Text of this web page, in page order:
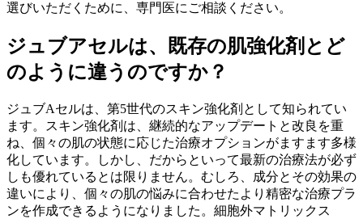
選びいただくために、専門医にご相談ください。
ジュブアセルは、既存の肌強化剤とど
のように違うのですか？
ジュブAセルは、第5世代のスキン強化剤として知られてい
ます。スキン強化剤は、継続的なアップデートと改良を重
ね、個々の肌の状態に応じた治療オプションがますます多様
化しています。しかし、だからといって最新の治療法が必ず
しも優れているとは限りません。むしろ、成分とその効果の
違いにより、個々の肌の悩みに合わせたより精密な治療プラ
ンを作成できるようになりました。細胞外マトリックス